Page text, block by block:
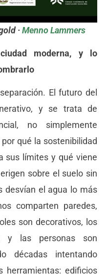
· Menno Lammers
moderna, y lo
El futuro del
y se trata de
no simplemente
qué la sostenibilidad
sus límites y qué viene
sobre el suelo sin
desvían el agua lo más
comparten paredes,
son decorativos, los
y las personas son
décadas intentando
herramientas: edificios